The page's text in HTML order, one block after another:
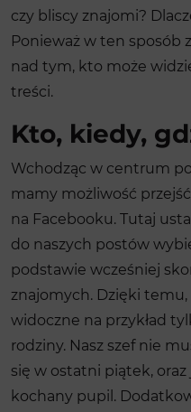
czy bliscy znajomi?
Ponieważ w ten sposób
nad tym, kto może
treści.
Kto, kiedy,
Wchodząc w ​centrum
mamy możliwość
na Facebooku. Tutaj
do naszych postów
podstawie wcześniej
znajomych. Dzięki
widoczne na przykład
rodziny. Nasz szef nie
się w ostatni piątek,
kochany pupil.